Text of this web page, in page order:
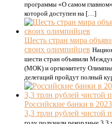
программы «О самом
которой доступен на […]
Шесть стран мира
своих олимпийцев
шести стран объявили
(МОК) и оргкомитету
делегаций пройдут полный
Российские банки в
3,3 трлн рублей чистой